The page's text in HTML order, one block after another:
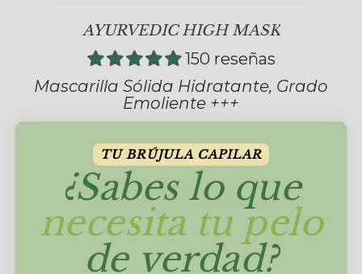
AYURVEDIC HIGH MASK
150 reseñas
Mascarilla Sólida Hidratante, Grado
Emoliente +++
27,95€
AÑADIR AL CARRITO
TU BRÚJULA CAPILAR
¿Sabes lo que
necesita tu pelo
de verdad?